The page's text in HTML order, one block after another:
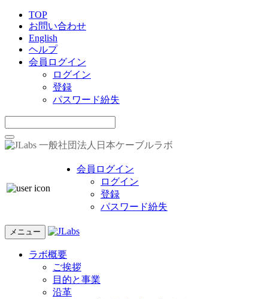
TOP
お問い合わせ
English
ヘルプ
会員ログイン
ログイン
登録
パスワード紛失
一般社団法人日本ケーブルラボ
会員ログイン
ログイン
登録
パスワード紛失
メニュー
ラボ概要
ご挨拶
目的と事業
沿革